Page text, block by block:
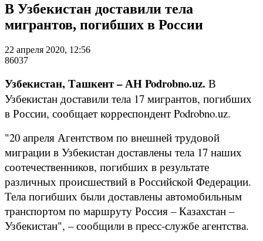
В Узбекистан доставили тела
мигрантов, погибших в России
22 апреля 2020, 12:56
86037
Узбекистан, Ташкент – АН Podrobno.uz. В
Узбекистан доставили тела 17 мигрантов, погибших
в России, сообщает корреспондент Podrobno.uz.
"20 апреля Агентством по внешней трудовой
миграции в Узбекистан доставлены тела 17 наших
соотечественников, погибших в результате
различных происшествий в Российской Федерации.
Тела погибших были доставлены автомобильным
транспортом по маршруту Россия – Казахстан –
Узбекистан", – сообщили в пресс-службе агентства.